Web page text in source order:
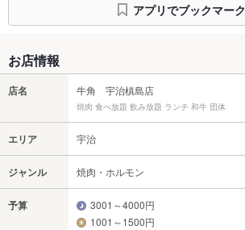
アプリでブックマーク
お店情報
店名 牛角 宇治槙島店
焼肉 食べ放題 飲み放題 ランチ 和牛 団体
エリア 宇治
ジャンル 焼肉・ホルモン
予算
3001～4000円
1001～1500円